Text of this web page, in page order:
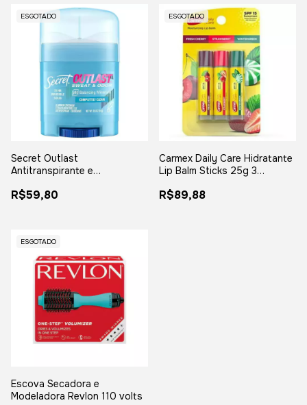
ESGOTADO
Secret Outlast
Antitranspirante e
14g
R$59,80
ESGOTADO
Carmex Daily Care Hidratante
Lip Balm Sticks 25g 3
R$89,88
ESGOTADO
Escova Secadora e
Modeladora Revlon 110 volts